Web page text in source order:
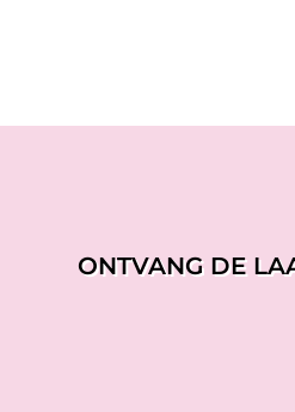
ONTVANG DE